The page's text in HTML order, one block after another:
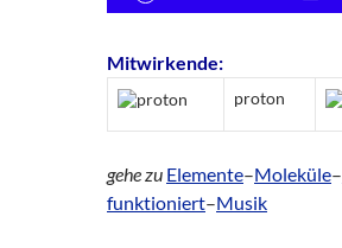
Mitwirkende:
proton
gehe zu Elemente–Moleküle–
funktioniert–Musik